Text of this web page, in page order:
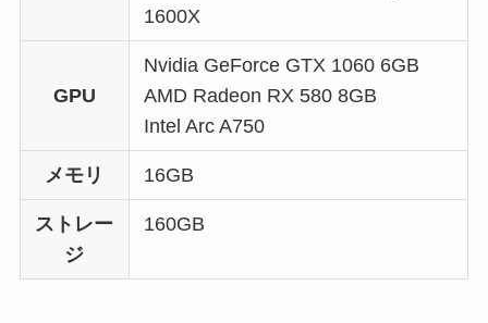
1600X
GPU
Nvidia GeForce GTX 1060 6GB
AMD Radeon RX 580 8GB
Intel Arc A750
メモリ 16GB
ストレー
ジ
160GB